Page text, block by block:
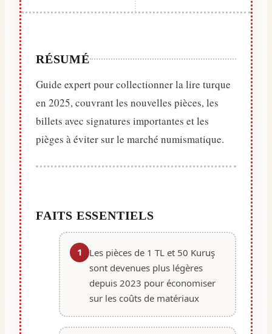
RÉSUMÉ
Guide expert pour collectionner la lire turque
en 2025, couvrant les nouvelles pièces, les
billets avec signatures importantes et les
pièges à éviter sur le marché numismatique.
FAITS ESSENTIELS
1
Les pièces de 1 TL et 50 Kuruş
sont devenues plus légères
depuis 2023 pour économiser
sur les coûts de matériaux